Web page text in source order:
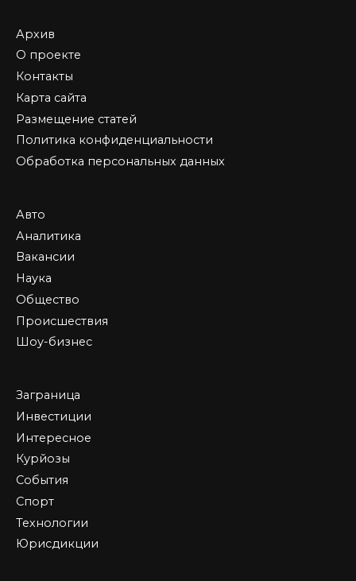
Архив
О проекте
Контакты
Карта сайта
Размещение статей
Политика конфиденциальности
Обработка персональных данных
Авто
Аналитика
Вакансии
Наука
Общество
Происшествия
Шоу-бизнес
Заграница
Инвестиции
Интересное
Курйозы
События
Спорт
Технологии
Юрисдикции